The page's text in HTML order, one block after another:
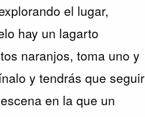
el lugar,
hay un lagarto
naranjos, toma uno y
y tendrás que seguir
en la que un